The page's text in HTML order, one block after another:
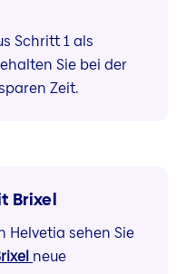
Schritt 1 als
Sie bei der
Zeit.
Brixel
Helvetia sehen Sie
neue